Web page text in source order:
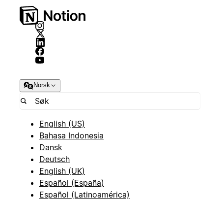
Norsk
English (US)
Bahasa Indonesia
Dansk
Deutsch
English (UK)
Español (España)
Español (Latinoamérica)